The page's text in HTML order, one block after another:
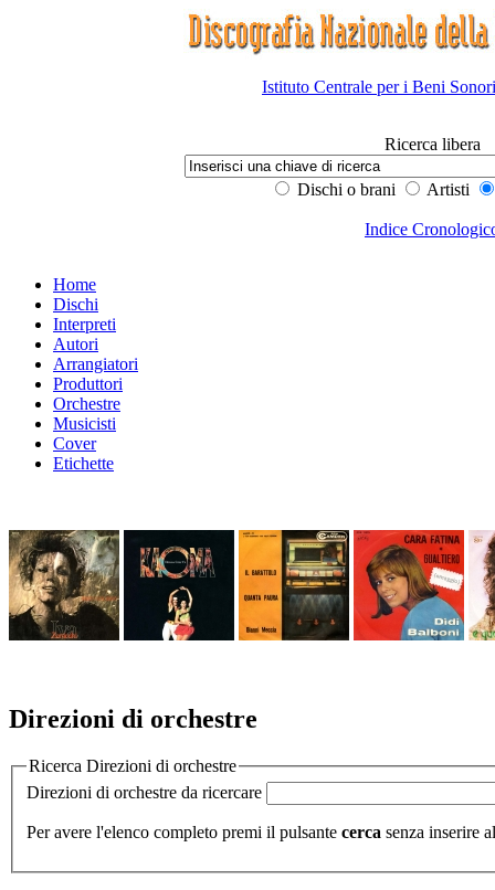
Istituto Centrale per i Beni
Ricerca libera
Dischi o brani Artisti
Indice
Home
Dischi
Interpreti
Autori
Arrangiatori
Produttori
Orchestre
Musicisti
Cover
Etichette
Direzioni di orchestre
Ricerca Direzioni di orchestre
Direzioni di orchestre da ricercare
Per avere l'elenco completo premi il pulsante cerca senza inserire